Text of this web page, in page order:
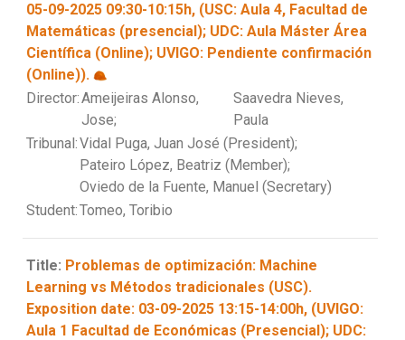
05-09-2025 09:30-10:15h, (USC: Aula 4, Facultad de
Matemáticas (presencial); UDC: Aula Máster Área
Científica (Online); UVIGO: Pendiente confirmación
(Online)).
Director:Ameijeiras Alonso,
Jose;
Saavedra Nieves,
Paula
Tribunal:Vidal Puga, Juan José (President);
Pateiro López, Beatriz (Member);
Oviedo de la Fuente, Manuel (Secretary)
Student:Tomeo, Toribio
Title: Problemas de optimización: Machine
Learning vs Métodos tradicionales (USC).
Exposition date: 03-09-2025 13:15-14:00h, (UVIGO:
Aula 1 Facultad de Económicas (Presencial); UDC: